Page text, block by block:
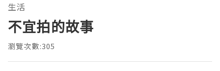
生活
不宜拍的故事
瀏覽次數:305